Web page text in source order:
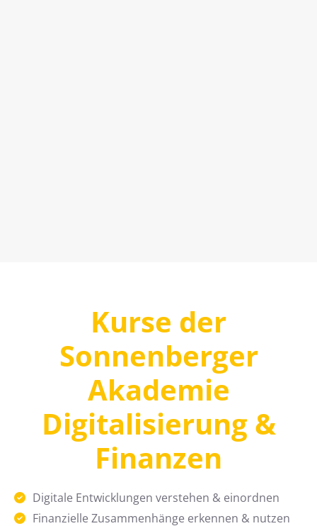
Kurse der
Sonnenberger
Akademie
Digitalisierung &
Finanzen
Digitale Entwicklungen verstehen & einordnen
Finanzielle Zusammenhänge erkennen & nutzen